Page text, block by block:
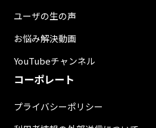
ユーザの生の声
お悩み解決動画
YouTubeチャンネル
コーポレート
プライバシーポリシー